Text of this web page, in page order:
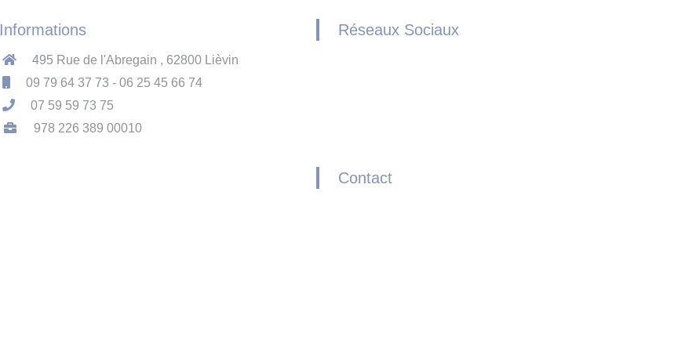
Informations
495 Rue de l'Abregain , 62800 Lièvin
09 79 64 37 73 - 06 25 45 66 74
07 59 59 73 75
978 226 389 00010
Réseaux Sociaux
Contact